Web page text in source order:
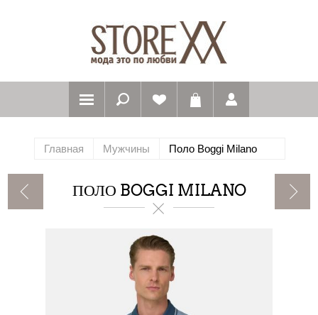
Главная Мужчины Поло Boggi Milano
ПОЛО BOGGI MILANO